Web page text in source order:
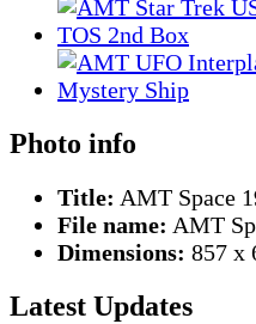
Photo info
Title: AMT Space
File name: AMT
Dimensions: 857 x
Latest Updates